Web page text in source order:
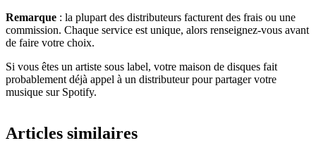
Remarque : la plupart des distributeurs facturent des frais ou une
commission. Chaque service est unique, alors renseignez-vous avant
de faire votre choix.
Si vous êtes un artiste sous label, votre maison de disques fait
probablement déjà appel à un distributeur pour partager votre
musique sur Spotify.
Articles similaires